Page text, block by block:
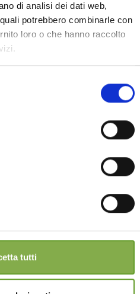
di analisi dei dati web,
potrebbero combinarle con
loro o che hanno raccolto
tutti
Grossa, adiacente al Duomo